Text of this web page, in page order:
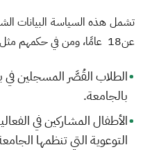
تشمل هذه السياسة البيانات
عن18 عامًا، ومن في حكمهم مثل:
الطلاب القُصَّر المسجلين في
بالجامعة.
الأطفال المشاركين في
التوعوية التي تنظمها